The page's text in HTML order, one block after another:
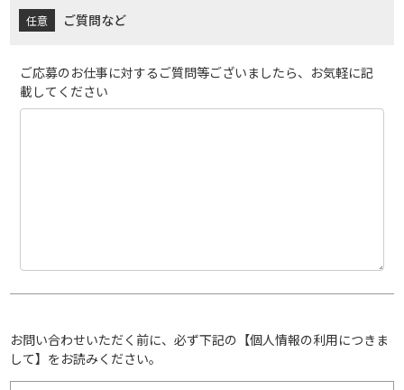
ご質問など
ご応募のお仕事に対するご質問等ございましたら、お気軽に記
載してください
お問い合わせいただく前に、必ず下記の【個人情報の利用につきま
して】をお読みください。